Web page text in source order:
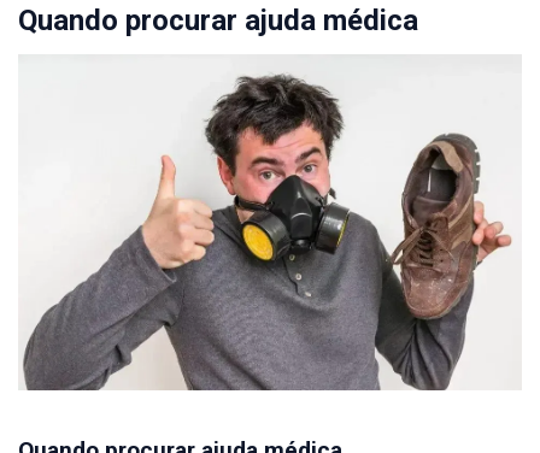
Quando procurar ajuda médica